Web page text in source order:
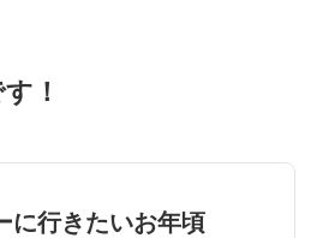
！
に行きたいお年頃